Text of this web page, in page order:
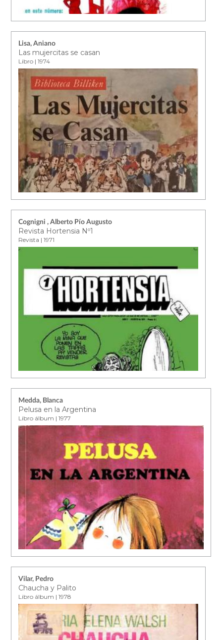
Lisa, Aniano
Las mujercitas se casan
Libro | 1974
Cognigni , Alberto Pío Augusto
Revista Hortensia Nº1
Revista | 1971
Medda, Blanca
Pelusa en la Argentina
Libro álbum | 1977
Vilar, Pedro
Chaucha y Palito
Libro álbum | 1978